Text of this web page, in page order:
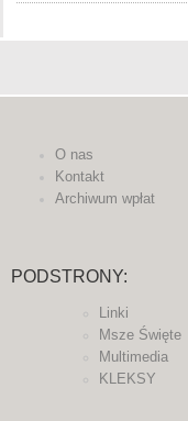
O nas
Kontakt
Archiwum wpłat
PODSTRONY:
Linki
Msze Święte
Multimedia
KLEKSY